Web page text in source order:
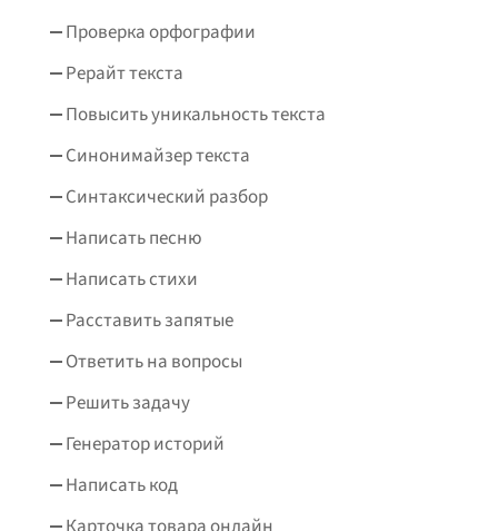
Проверка орфографии
Рерайт текста
Повысить уникальность текста
Синонимайзер текста
Синтаксический разбор
Написать песню
Написать стихи
Расставить запятые
Ответить на вопросы
Решить задачу
Генератор историй
Написать код